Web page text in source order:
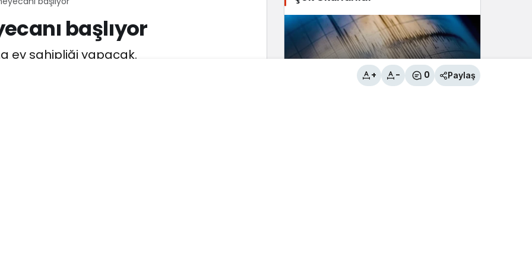
başlıyor
ev sahipliği yapacak.
+ - 0 Paylaş
Tuşba İlçesi’nde 3.8 büyüklüğünde